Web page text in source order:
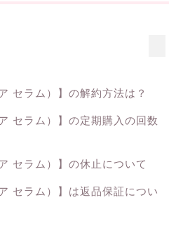
セラム）】の解約方法は？
セラム）】の定期購入の回数
セラム）】の休止について
セラム）】は返品保証につい